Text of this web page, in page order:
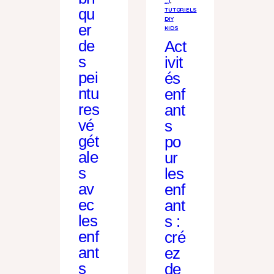
qu
er
de
s
pei
ntu
res
vé
gét
ale
s
av
ec
les
enf
ant
s
TUTORIELS
DIY
KIDS
Act
ivit
és
enf
ant
s
po
ur
les
enf
ant
s :
cré
ez
de